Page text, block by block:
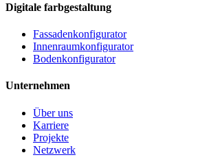
Digitale farbgestaltung
Fassadenkonfigurator
Innenraumkonfigurator
Bodenkonfigurator
Unternehmen
Über uns
Karriere
Projekte
Netzwerk